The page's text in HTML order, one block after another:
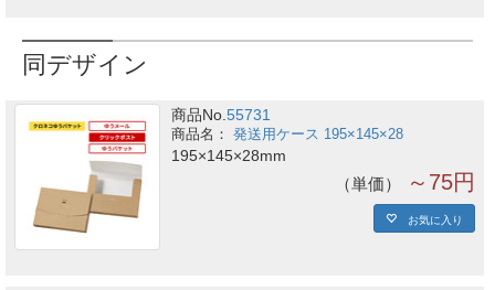
同デザイン
商品No.55731
発送用ケース 195×145×28
195×145×28mm
単価 ～75円
お気に入り